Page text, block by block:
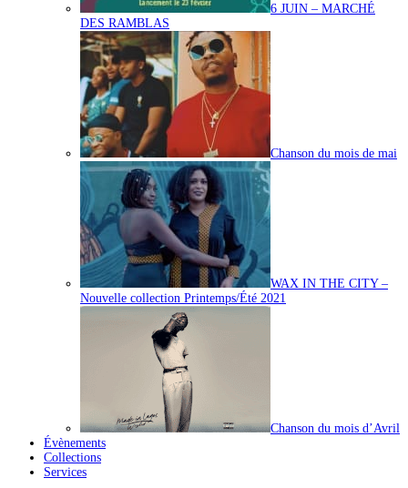
6 JUIN – MARCHÉ
DES RAMBLAS
Chanson du mois de mai
WAX IN THE CITY –
Nouvelle collection Printemps/Été 2021
Chanson du mois d’Avril
Évènements
Collections
Services